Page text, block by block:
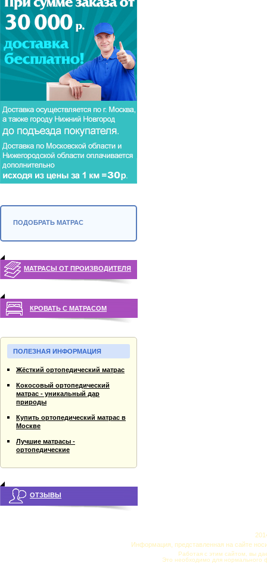
ПОДОБРАТЬ МАТРАС
МАТРАСЫ ОТ ПРОИЗВОДИТЕЛЯ
КРОВАТЬ С МАТРАСОМ
ПОЛЕЗНАЯ ИНФОРМАЦИЯ
Жёсткий ортопедический матрас
Кокосовый ортопедический
матрас - уникальный дар
природы
Купить ортопедический матрас в
Москве
Лучшие матрасы -
ортопедические
ОТЗЫВЫ
Информация, представленная на сайте
Работая с этим сайтом, вы
Это необходимо для нормального